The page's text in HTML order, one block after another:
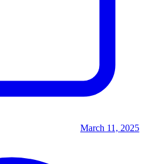
March 11, 2025